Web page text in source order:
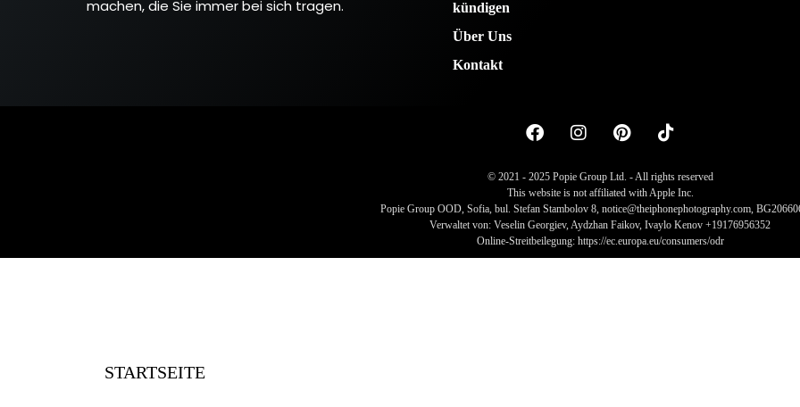
machen, die Sie immer bei sich tragen.
kündigen
Über Uns
Kontakt
© 2021 - 2025 Popie Group Ltd. - All rights reserved
This website is not affiliated with Apple Inc.
Popie Group OOD, Sofia, bul. Stefan Stambolov 8, notice@theiphonephotography.com,
Verwaltet von: Veselin Georgiev, Aydzhan Faikov, Ivaylo Kenov +19176956352
Online-Streitbeilegung: https://ec.europa.eu/consumers/odr
STARTSEITE